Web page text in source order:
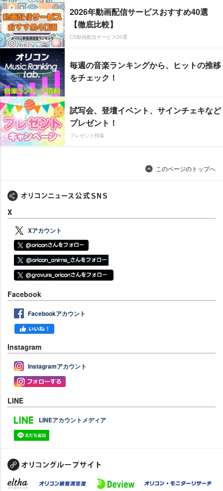
2026年動画配信サービスおすすめ40選
【徹底比較】
CS動画配信サービス20選
毎週の音楽ランキングから、ヒットの推移
をチェック！
試写会、登壇イベント、サインチェキなど
プレゼント！
プレゼント特集
このページのトップへ
X
Xアカウント
Facebook
Facebookアカウント
Instagram
Instagramアカウント
LINE
LINEアカウントメディア